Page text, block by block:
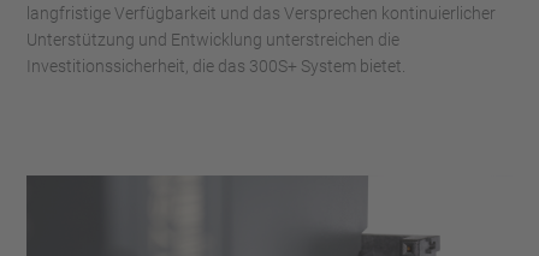
langfristige Verfügbarkeit und das Versprechen kontinuierlicher
Unterstützung und Entwicklung unterstreichen die
Investitionssicherheit, die das 300S+ System bietet.